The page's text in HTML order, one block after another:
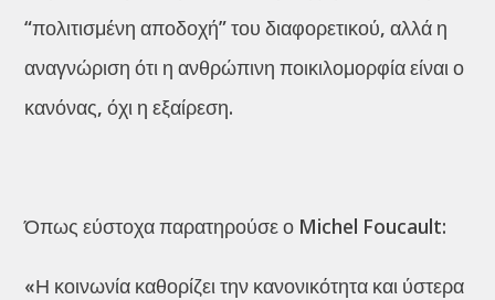
“πολιτισμένη αποδοχή” του διαφορετικού, αλλά η
αναγνώριση ότι η ανθρώπινη ποικιλομορφία είναι ο
κανόνας, όχι η εξαίρεση.
Όπως εύστοχα παρατηρούσε ο Michel Foucault:
«Η κοινωνία καθορίζει την κανονικότητα και ύστερα